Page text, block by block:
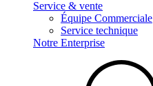
Service & vente
Équipe Commerciale
Service technique
Notre Enterprise